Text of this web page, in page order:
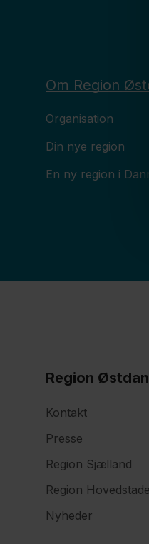
Om Region
Organisation
Din nye region
En ny region i
Region
Kontakt
Presse
Region Sjælland
Region
Nyheder